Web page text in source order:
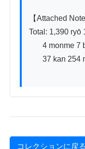
【Attached Note
Total: 1,390 ryō
コレクションに戻る